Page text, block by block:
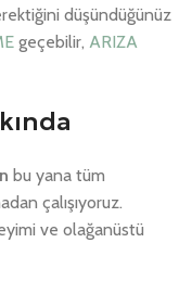
düşündüğünüz
geçebilir, ARIZA
bu yana tüm
çalışıyoruz.
ve olağanüstü